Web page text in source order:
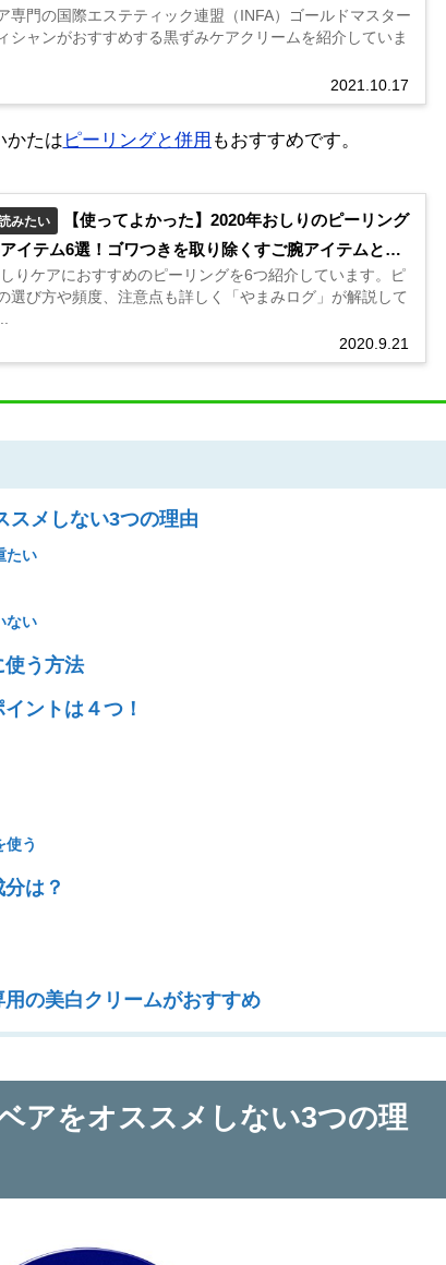
2021.10.17
専門の国際エステティック連盟（INFA）ゴールドマスター
シャンがおすすめする黒ずみケアクリームを紹介していま
かたは ピーリングと併用 もおすすめです。
みたい
【使ってよかった】2020年おしりのピーリング
イテム6選！ゴワつきを取り除くすご腕アイテムと
2020.9.21
りケアにおすすめのピーリングを6つ紹介しています。ピ
選び方や頻度、注意点も詳しく「やまみログ」が解説して
スメしない3つの理由
たい
ない
使う方法
ントは４つ！
使う
は？
の美白クリームがおすすめ
アをオススメしない3つの理